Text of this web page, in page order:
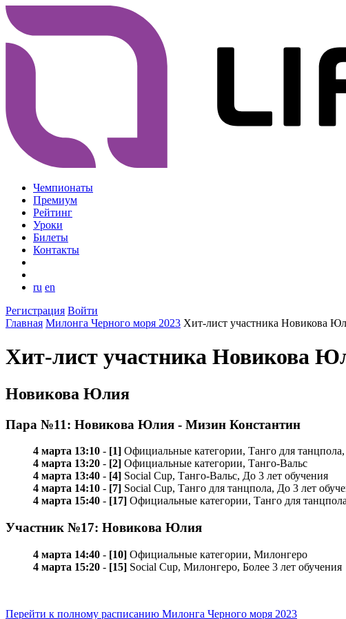
Чемпионаты
Премиум
Рейтинг
Уроки
Билеты
Контакты
ru en
Регистрация Войти
Главная Милонга Черного моря 2023 Хит-лист участника Новикова
Хит-лист участника Новикова
Новикова Юлия
Пара №11: Новикова Юлия - Мизин Константин
4 марта 13:10 - [1] Официальные категории, Танго для
4 марта 13:20 - [2] Официальные категории, Танго-Вальс
4 марта 13:40 - [4] Social Cup, Танго-Вальс, До 3 лет обучения
4 марта 14:10 - [7] Social Cup, Танго для танцпола, До 3 лет
4 марта 15:40 - [17] Официальные категории, Танго для
Участник №17: Новикова Юлия
4 марта 14:40 - [10] Официальные категории, Милонгеро
4 марта 15:20 - [15] Social Cup, Милонгеро, Более 3 лет обучения
Перейти к полному расписанию Милонга Черного моря 2023